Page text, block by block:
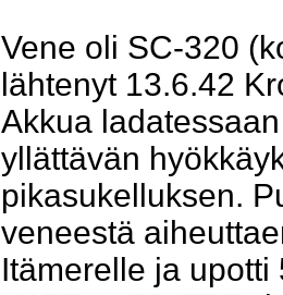
Vene oli SC-320
lähtenyt 13.6.42
Akkua
yllättävän
pikasukelluksen.
veneestä
Itämerelle ja upotti